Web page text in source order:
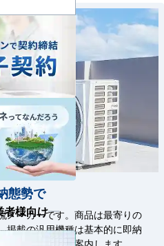
態勢で
メーカーです。商品は最寄りの
掲載の汎用機種は基本的に即納
者様向け